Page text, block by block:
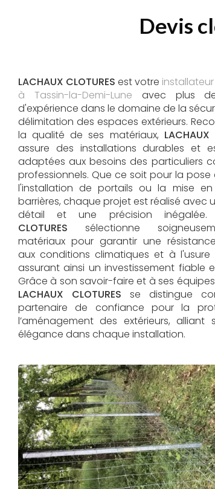
Devis
LACHAUX CLOTURES est votre
à Tassin-la-Demi-Lune avec plus
d'expérience dans le domaine de la
délimitation des espaces extérieurs.
la qualité de ses matériaux, LACHAUX
assure des installations durables et
adaptées aux besoins des particuliers
professionnels. Que ce soit pour la pose
l'installation de portails ou la mise
barrières, chaque projet est réalisé avec
détail et une précision inégalée.
CLOTURES sélectionne
matériaux pour garantir une
aux conditions climatiques et à l'usure
assurant ainsi un investissement fiable
Grâce à son savoir-faire et à ses
LACHAUX CLOTURES​​​​​​​ se distingue
partenaire de confiance pour la
l’aménagement des extérieurs, alliant
élégance dans chaque installation.